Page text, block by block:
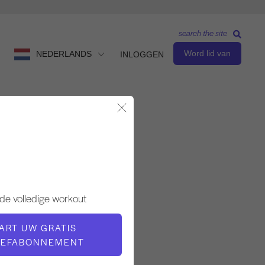
NEDERLANDS INLOGGEN Word lid van
search the site
volledige workout
UW GRATIS
Alisa Wyatt
VIDEOTIJD
1:54